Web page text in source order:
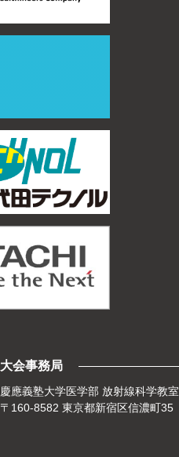
大会事務局
慶應義塾大学医学部 放射線科学教室
〒160-8582 東京都新宿区信濃町35